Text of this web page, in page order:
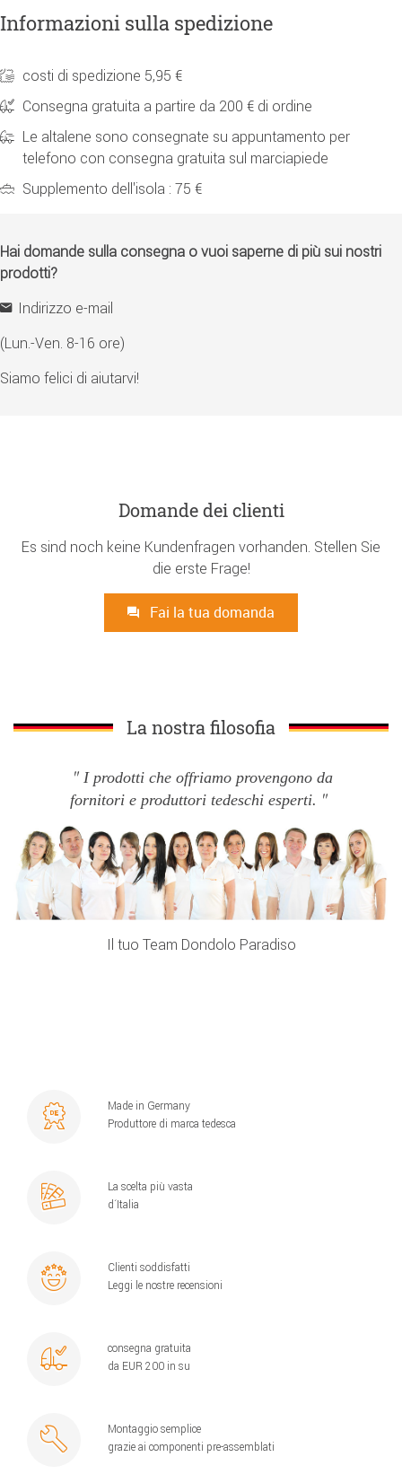
Informazioni sulla spedizione
costi di spedizione 5,95 €
Consegna gratuita a partire da 200 € di ordine
Le altalene sono consegnate su appuntamento per
telefono con consegna gratuita sul marciapiede
Supplemento dell'isola : 75 €
Hai domande sulla consegna o vuoi saperne di più sui nostri
prodotti?
Indirizzo e-mail
(Lun.-Ven. 8-16 ore)
Siamo felici di aiutarvi!
Domande dei clienti
Es sind noch keine Kundenfragen vorhanden. Stellen Sie
die erste Frage!
Fai la tua domanda
La nostra filosofia
I prodotti che offriamo provengono da
fornitori e produttori tedeschi esperti.
Il tuo Team Dondolo Paradiso
Made in Germany
Produttore di marca tedesca
La scelta più vasta
d´Italia
Clienti soddisfatti
Leggi le nostre recensioni
consegna gratuita
da EUR 200 in su
Montaggio semplice
grazie ai componenti pre-assemblati